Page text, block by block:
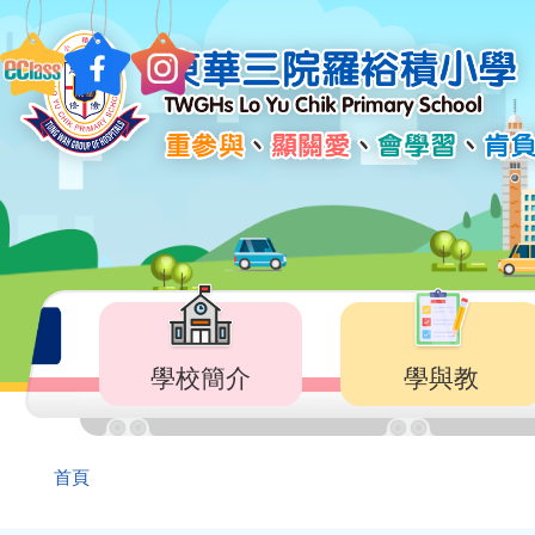
移至主內容
Main
navigation
學校簡介 學與教
導
航
首頁